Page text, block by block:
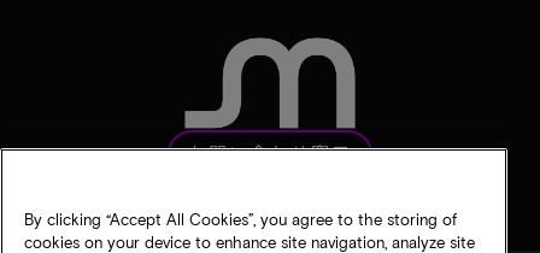
お問い合わせ窓口
By clicking “Accept All Cookies”, you agree to the storing of
cookies on your device to enhance site navigation, analyze site